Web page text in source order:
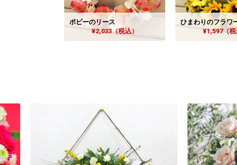
ポピーのリース
¥2,033（税込）
ひまわりのフラワ
¥1,597（税